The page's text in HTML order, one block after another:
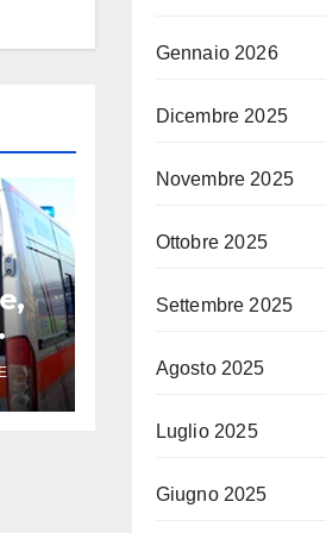
Gennaio 2026
Dicembre 2025
Novembre 2025
Ottobre 2025
Settembre 2025
Agosto 2025
Luglio 2025
Giugno 2025